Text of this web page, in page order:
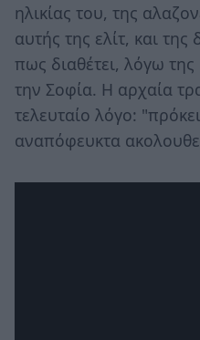
ηλικίας του, της
αυτής της ελίτ, και
πως διαθέτει, λόγω
την Σοφία. Η αρχαία
τελευταίο λόγο:
αναπόφευκτα